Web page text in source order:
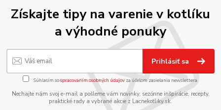
Získajte tipy na varenie v kotlíku
a výhodné ponuky
Prihlásiť sa
Súhlasím sospracovaním osobných údajov za účelom zasielania newslettera.
Nechajte nám svoj e-mail a pošleme vám novinky, sezónne inšpirácie, recepty,
praktické rady a vybrané akcie z Lacnekotliky.sk.